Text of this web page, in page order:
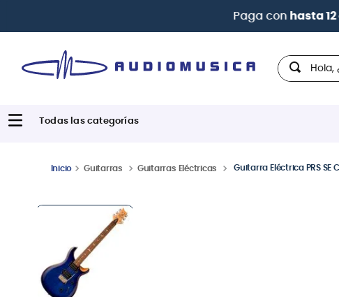
Paga conhasta 12
Hola, ¿qué
Guitarras Guitarras Eléctricas Guitarra Eléctrica PRS SE